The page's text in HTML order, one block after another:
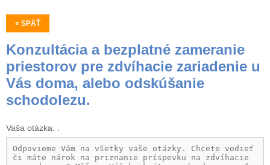
« SPÄŤ
Konzultácia a bezplatné zameranie
priestorov pre zdvíhacie zariadenie u
Vás doma, alebo odskúšanie
schodolezu.
Vaša otázka: :